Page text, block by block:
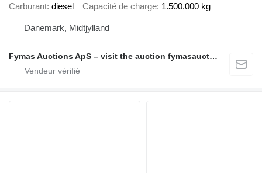
Carburant diesel Capacité de charge 1.500.000 kg
Danemark, Midtjylland
Fymas Auctions ApS – visit the auction fymasauctions.dk